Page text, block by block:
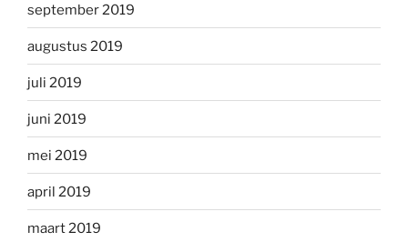
september 2019
augustus 2019
juli 2019
juni 2019
mei 2019
april 2019
maart 2019